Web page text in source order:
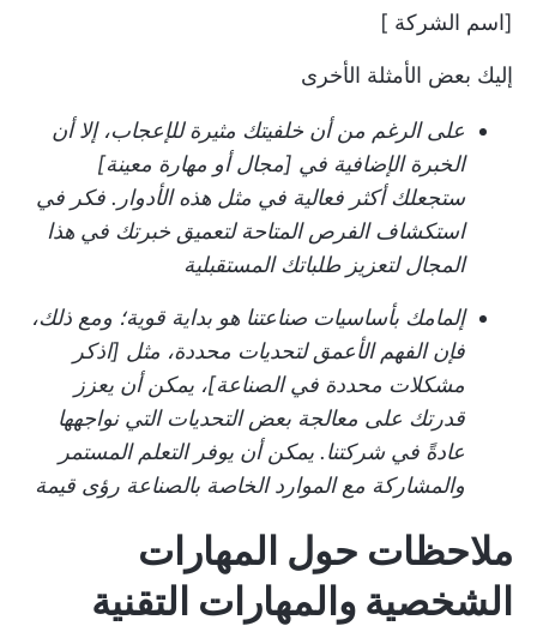
[اسم الشركة ]
إليك بعض الأمثلة الأخرى
على الرغم من أن خلفيتك مثيرة للإعجاب، إلا أن
الخبرة الإضافية في [مجال أو مهارة معينة]
ستجعلك أكثر فعالية في مثل هذه الأدوار. فكر في
استكشاف الفرص المتاحة لتعميق خبرتك في هذا
المجال لتعزيز طلباتك المستقبلية
إلمامك بأساسيات صناعتنا هو بداية قوية؛ ومع ذلك،
فإن الفهم الأعمق لتحديات محددة، مثل [اذكر
مشكلات محددة في الصناعة]، يمكن أن يعزز
قدرتك على معالجة بعض التحديات التي نواجهها
عادةً في شركتنا. يمكن أن يوفر التعلم المستمر
والمشاركة مع الموارد الخاصة بالصناعة رؤى قيمة
ملاحظات حول المهارات
الشخصية والمهارات التقنية